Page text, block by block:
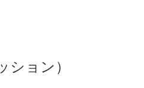
ション）